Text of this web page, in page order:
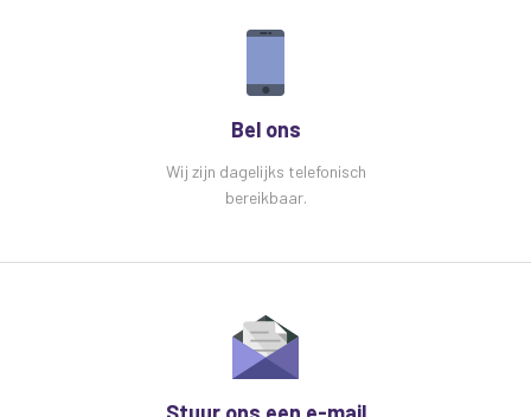
Bel ons
Wij zijn dagelijks telefonisch
bereikbaar.